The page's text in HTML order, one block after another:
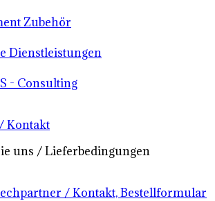
Zubehör
Dienstleistungen
- Consulting
Kontakt
uns / Lieferbedingungen
/ Kontakt, Bestellformular